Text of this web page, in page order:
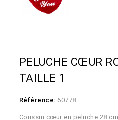
PELUCHE CŒUR
TAILLE 1
Référence: 60778
Coussin cœur en peluche 28